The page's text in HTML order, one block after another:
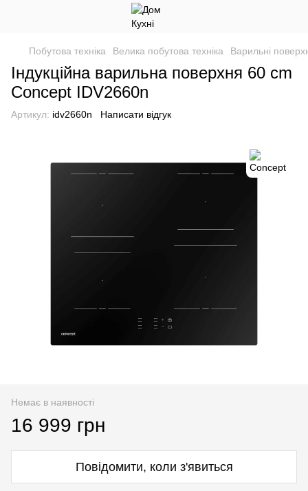
Побутова техніка Велика побутова техніка Варильні
Індукційна варильна поверхня 60 cm
Concept IDV2660n
Артикул: idv2660n Написати відгук
Немає в наявності
16 999 грн
Повідомити, коли з'явиться